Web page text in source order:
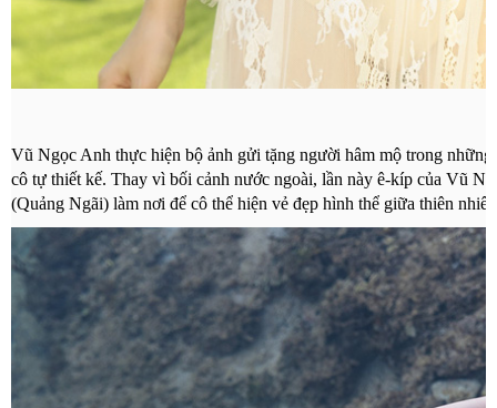
Vũ Ngọc Anh thực hiện bộ ảnh gửi tặng người hâm mộ trong
cô tự thiết kế. Thay vì bối cảnh nước ngoài, lần này ê-kíp của Vũ
(Quảng Ngãi) làm nơi để cô thể hiện vẻ đẹp hình thể giữa thiên